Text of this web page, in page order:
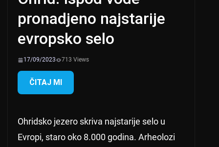
pronadjeno najstarije
evropsko selo
17/09/2023 713 Views
ČITAJ MI
Ohridsko jezero skriva najstarije selo u
Evropi, staro oko 8.000 godina. Arheolozi